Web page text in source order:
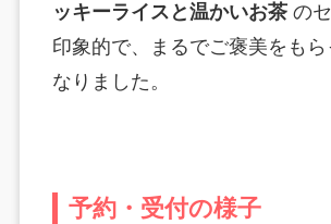
ッキーライスと温かいお茶の
印象的で、まるでご褒美をも
なりました。
予約・受付の様子